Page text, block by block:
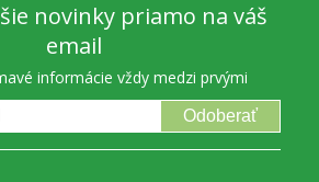
novinky priamo na váš
email
informácie vždy medzi prvými
Odoberať